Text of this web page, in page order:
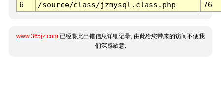
6
/source/class/jzmysql.class.php 76
www.365jz.com 已经将此出错信息详细记录, 由此给您带来的访问不便我
们深感歉意.